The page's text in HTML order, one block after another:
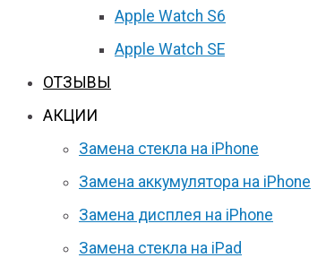
Apple Watch S6
Apple Watch SE
ОТЗЫВЫ
АКЦИИ
Замена стекла на iPhone
Замена аккумулятора на iPhone
Замена дисплея на iPhone
Замена стекла на iPad